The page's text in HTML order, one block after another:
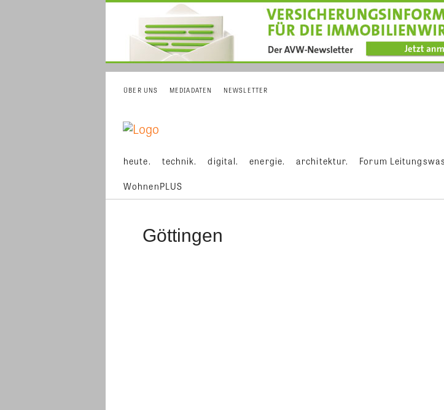
ÜBER UNS MEDIADATEN NEWSLETTER
heute. technik. digital. energie. architektur. Forum
WohnenPLUS
Göttingen